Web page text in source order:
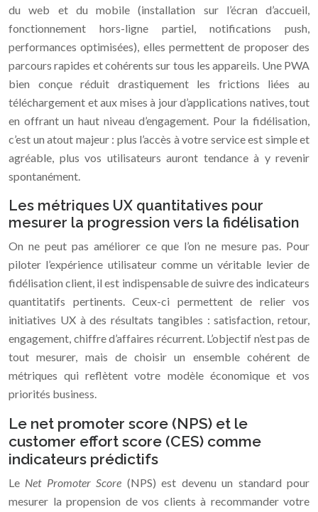
du web et du mobile (installation sur l’écran d’accueil,
fonctionnement hors-ligne partiel, notifications push,
performances optimisées), elles permettent de proposer des
parcours rapides et cohérents sur tous les appareils. Une PWA
bien conçue réduit drastiquement les frictions liées au
téléchargement et aux mises à jour d’applications natives, tout
en offrant un haut niveau d’engagement. Pour la fidélisation,
c’est un atout majeur : plus l’accès à votre service est simple et
agréable, plus vos utilisateurs auront tendance à y revenir
spontanément.
Les métriques UX quantitatives pour
mesurer la progression vers la fidélisation
On ne peut pas améliorer ce que l’on ne mesure pas. Pour
piloter l’expérience utilisateur comme un véritable levier de
fidélisation client, il est indispensable de suivre des indicateurs
quantitatifs pertinents. Ceux-ci permettent de relier vos
initiatives UX à des résultats tangibles : satisfaction, retour,
engagement, chiffre d’affaires récurrent. L’objectif n’est pas de
tout mesurer, mais de choisir un ensemble cohérent de
métriques qui reflètent votre modèle économique et vos
priorités business.
Le net promoter score (NPS) et le
customer effort score (CES) comme
indicateurs prédictifs
Le Net Promoter Score (NPS) est devenu un standard pour
mesurer la propension de vos clients à recommander votre